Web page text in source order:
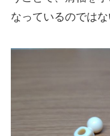
なっているのではな